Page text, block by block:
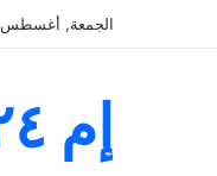
الجمعة, أغسطس 7 2026
إم ٢٤ برس